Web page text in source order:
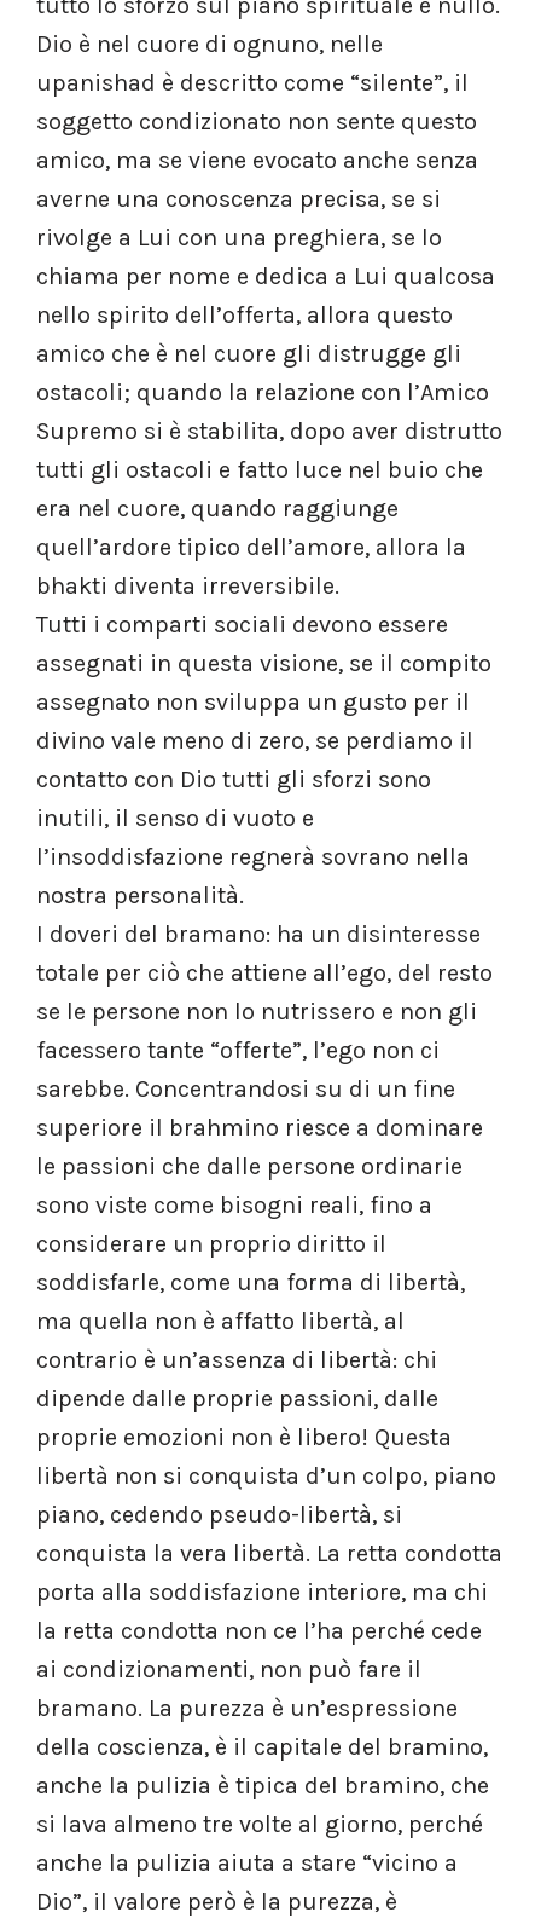
Dio è nel cuore di ognuno, nelle
upanishad è descritto come “silente”, il
soggetto condizionato non sente questo
amico, ma se viene evocato anche senza
averne una conoscenza precisa, se si
rivolge a Lui con una preghiera, se lo
chiama per nome e dedica a Lui qualcosa
nello spirito dell’offerta, allora questo
amico che è nel cuore gli distrugge gli
ostacoli; quando la relazione con l’Amico
Supremo si è stabilita, dopo aver distrutto
tutti gli ostacoli e fatto luce nel buio che
era nel cuore, quando raggiunge
quell’ardore tipico dell’amore, allora la
bhakti diventa irreversibile.
Tutti i comparti sociali devono essere
assegnati in questa visione, se il compito
assegnato non sviluppa un gusto per il
divino vale meno di zero, se perdiamo il
contatto con Dio tutti gli sforzi sono
inutili, il senso di vuoto e
l’insoddisfazione regnerà sovrano nella
nostra personalità.
I doveri del bramano: ha un disinteresse
totale per ciò che attiene all’ego, del resto
se le persone non lo nutrissero e non gli
facessero tante “offerte”, l’ego non ci
sarebbe. Concentrandosi su di un fine
superiore il brahmino riesce a dominare
le passioni che dalle persone ordinarie
sono viste come bisogni reali, fino a
considerare un proprio diritto il
soddisfarle, come una forma di libertà,
ma quella non è affatto libertà, al
contrario è un’assenza di libertà: chi
dipende dalle proprie passioni, dalle
proprie emozioni non è libero! Questa
libertà non si conquista d’un colpo, piano
piano, cedendo pseudo-libertà, si
conquista la vera libertà. La retta condotta
porta alla soddisfazione interiore, ma chi
la retta condotta non ce l’ha perché cede
ai condizionamenti, non può fare il
bramano. La purezza è un’espressione
della coscienza, è il capitale del bramino,
anche la pulizia è tipica del bramino, che
si lava almeno tre volte al giorno, perché
anche la pulizia aiuta a stare “vicino a
Dio”, il valore però è la purezza, è